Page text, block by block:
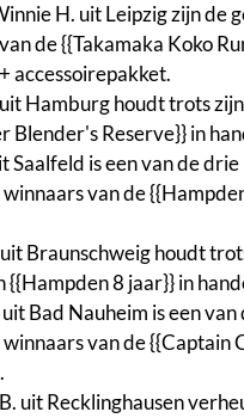
H. uit Leipzig zijn de
de {{Takamaka Koko
accessoirepakket.
uit Hamburg houdt trots
Blender's Reserve}} in
Saalfeld is een van de drie
van de
Braunschweig houdt
{{Hampden 8 jaar}} in
Bad Nauheim is een van
van de {{Captain
uit Recklinghausen